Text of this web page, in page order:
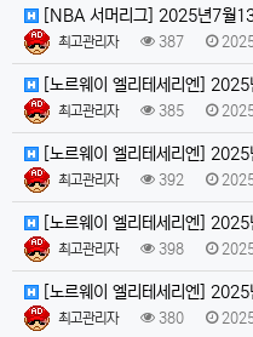
[NBA 서머리그] 2025년7월
최고관리자 387
[노르웨이 엘리테세리엔]
최고관리자 385
[노르웨이 엘리테세리엔]
최고관리자 392
[노르웨이 엘리테세리엔]
최고관리자 398
[노르웨이 엘리테세리엔]
최고관리자 380